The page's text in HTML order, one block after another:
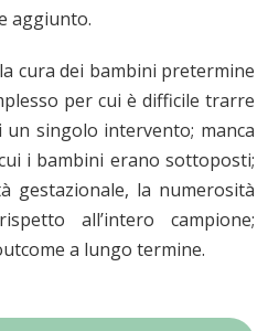
aggiunto.
cura dei bambini pretermine
per cui è difficile trarre
singolo intervento; manca
i bambini erano sottoposti;
gestazionale, la numerosità
all’intero campione;
a lungo termine.